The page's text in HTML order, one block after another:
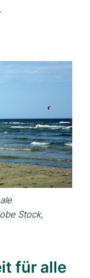
Stock,
für alle